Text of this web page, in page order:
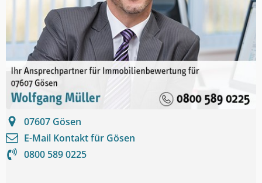
07607 Gösen
E-Mail Kontakt für Gösen
0800 589 0225